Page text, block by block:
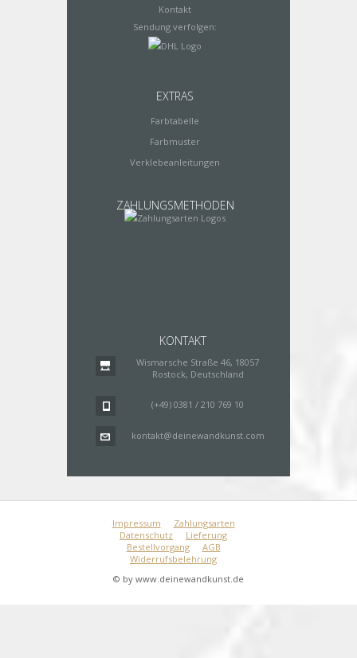
Kontakt
Sendung verfolgen:
EXTRAS
Farbtabelle
Farbmuster
Verklebeanleitungen
ZAHLUNGSMETHODEN
KONTAKT
Wismarsche Straße 46, 18057
Rostock, Deutschland
(+49) 0381 / 210 769 10
kontakt@deinewandkunst.com
Impressum
Zahlungsarten
Datenschutz
Lieferung
Bestellvorgang
AGB
Widerrufsbelehrung
© by www.deinewandkunst.de